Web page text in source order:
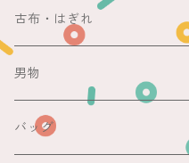
防虫香
紬
銘仙
紬
その他
夏
浴衣
夏着物
その他
名古屋帯
袋帯
昼夜帯
古布・はぎれ
切売り
銘仙
銘仙集め
男物
バッグ